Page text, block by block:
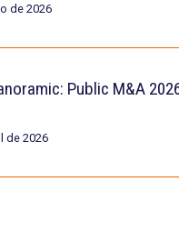
de 2026
Public M&A
de 2026